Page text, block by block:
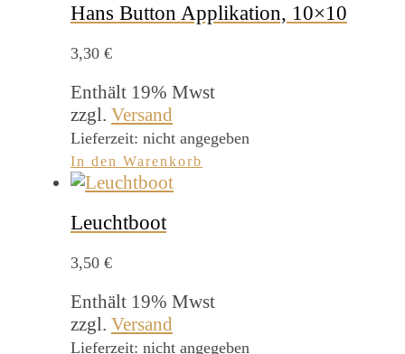
Hans Button Applikation, 10×10
3,30 €
Enthält 19% Mwst
zzgl. Versand
Lieferzeit: nicht angegeben
In den Warenkorb
Leuchtboot
3,50 €
Enthält 19% Mwst
zzgl. Versand
Lieferzeit: nicht angegeben